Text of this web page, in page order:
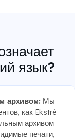
язык?
архивом: Мы
как Ekstrè
архивом
печати,